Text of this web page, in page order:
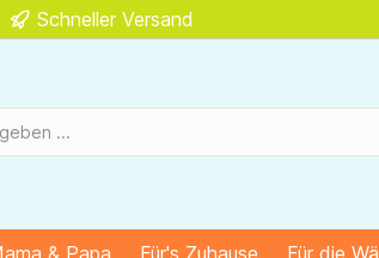
Schneller Versand